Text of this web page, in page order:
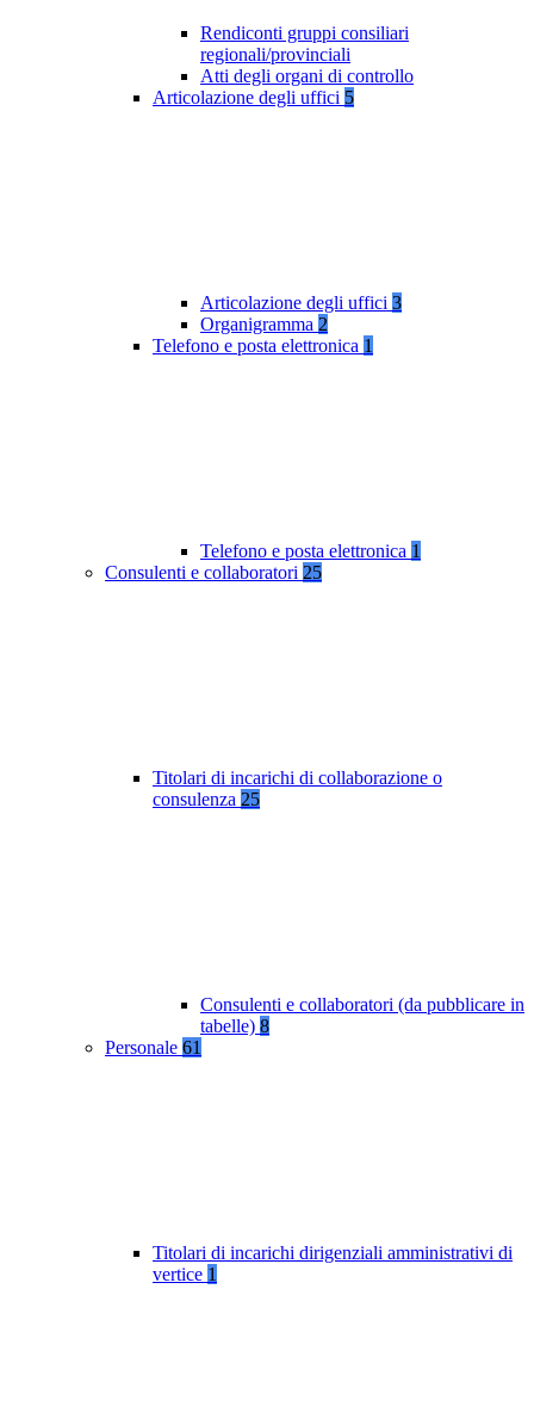
Rendiconti gruppi consiliari
regionali/provinciali
Atti degli organi di controllo
Articolazione degli uffici 5
Articolazione degli uffici 3
Organigramma 2
Telefono e posta elettronica 1
Telefono e posta elettronica 1
Consulenti e collaboratori 25
Titolari di incarichi di collaborazione o
consulenza 25
Consulenti e collaboratori (da pubblicare in
tabelle) 8
Personale 61
Titolari di incarichi dirigenziali amministrativi di
vertice 1